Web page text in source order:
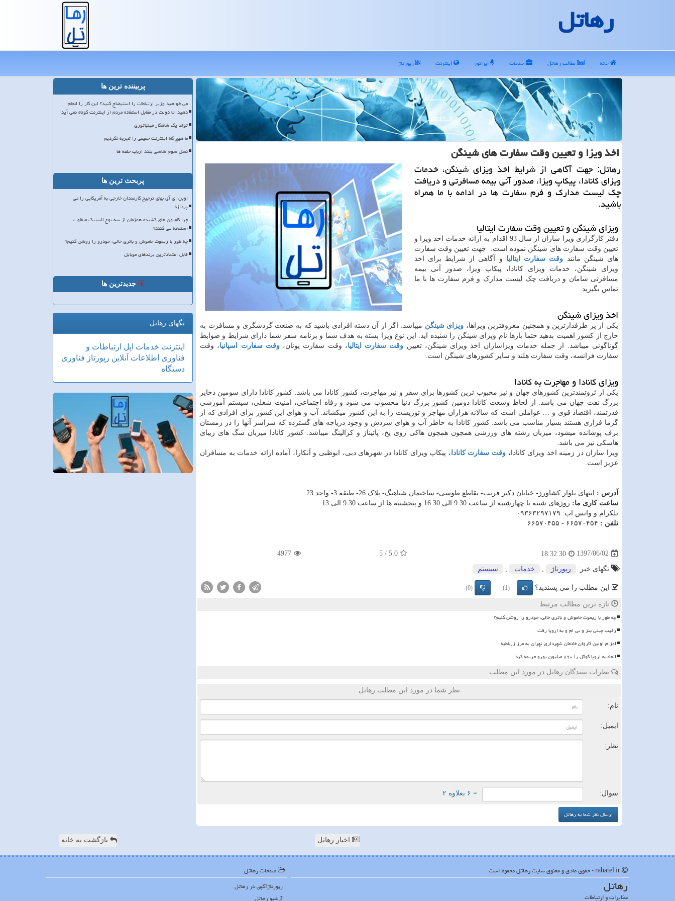
رهاتل
خانه مطالب رهاتل خدمات اپراتور اینترنت رپورتاژ
اخذ ویزا و تعیین وقت سفارت های شینگن
رهاتل: جهت آگاهی از شرایط اخذ ویزای شینگن، خدمات
ویزای كانادا، پیكاپ ویزا، صدور آنی بیمه مسافرتی و دریافت
چك لیست مدارك و فرم سفارت ها در ادامه با ما همراه
باشید.
ویزای شینگن و تعیین وقت سفارت ایتالیا
دفتر کارگزاری ویزا سازان از سال 93 اقدام به ارائه خدمات اخذ ویزا و
تعیین وقت سفارت های شینگن نموده است. جهت تعیین وقت سفارت
های شینگن مانند وقت سفارت ایتالیا و آگاهی از شرایط برای اخذ
ویزای شینگن، خدمات ویزای کانادا، پیکاپ ویزا، صدور آنی بیمه
مسافرتی سامان و دریافت چک لیست مدارک و فرم سفارت ها با ما
تماس بگیرید.
اخذ ویزای شینگن
یکی از پر طرفدارترین و همچنین معروفترین ویزاها، ویزای شینگن میباشد. اگر از آن دسته افرادی باشید که به صنعت گردشگری و مسافرت به
خارج از کشور اهمیت بدهید حتما بارها نام ویزای شینگن را شنیده اید. این نوع ویزا بسته به هدف شما و برنامه سفر شما دارای شرایط و ضوابط
گوناگونی میباشد. از جمله خدمات ویزاسازان اخذ ویزای شینگن، تعیین وقت سفارت ایتالیا، وقت سفارت یونان،وقت سفارت اسپانیا، وقت
سفارت فرانسه، وقت سفارت هلند و سایر کشورهای شینگن است.
ویزای کانادا و مهاجرت به کانادا
یکی از ثروتمندترین کشورهای جهان و نیز محبوب ترین کشورها برای سفر و نیز مهاجرت، کشور کانادا می باشد. کشور کانادا دارای سومین ذخایر
بزرگ نفت جهان می باشد. از لحاظ وسعت کانادا دومین کشور بزرگ دنیا محسوب می شود و رفاه اجتماعی، امنیت شغلی، سیستم آموزشی
قدرتمند، اقتصاد قوی و … عواملی است که سالانه هزاران مهاجر و توریست را به این کشور میکشاند. آب و هوای این کشور برای افرادی که از
گرما فراری هستند بسیار مناسب می باشد. کشور کانادا به خاطر آب و هوای سردش و وجود دریاچه های گسترده که سراسر آنها را در زمستان
برف پوشانده میشود، میزبان رشته های ورزشی همچون همچون هاکی روی یخ، پاتیناژ و کرالینگ میباشد. کشور کانادا میزبان سگ های زیبای
هاسکی نیز می باشد.
ویزا سازان در زمینه اخذ ویزای کانادا، وقت سفارت کانادا ، پیکاپ ویزای کانادا در شهرهای دبی، ابوظبی و آنکارا، آماده ارائه خدمات به مسافران
عزیز است.
آدرس :
انتهای بلوار کشاورز- خیابان دکتر قریب- تقاطع طوسی- ساختمان شباهنگ- پلاک 26- طبقه 3- واحد 23
ساعت کاری ما: روزهای شنبه تا چهارشنبه از ساعت 9:30 الی 16:30 و پنجشنبه ها از ساعت 9:30 الی 13
تلکرام و واتس اپ: ۰۹۳۶۳۲۹۷۱۷۹
تلفن :
1397/06/02
18:32:30
5.0
/
5
4977
تگهای خبر: رپورتاژ خدمات سیستم
این مطلب را می پسندید؟ (1)
(0)
تازه ترین مطالب مرتبط
چه طور با ریموت خاموش و باتری خالی، خودرو را روشن کنیم؟
رقیب چینی بنز و بی ام و به اروپا رفت
اعزام اولین کاروان خادمان شهرداری تهران به مرز زرباطیه
اتحادیه اروپا گوگل را ۸۹۰ میلیون یورو جریمه کرد
نظرات بینندگان رهاتل در مورد این مطلب
نظر شما در مورد این مطلب رهاتل
نام:
ایمیل:
نظر:
سوال: = ۶ بعلاوه ۲
پربیننده ترین ها
می خواهید وزیر ارتباطات را استیضاح کنید؟ این کار را انجام
دهید اما دولت در مقابل استفاده مردم از اینترنت کوتاه نمی آید
تولد یک شاهکار مینیاتوری
ما هیچ گاه اینترنت حقیقی را تجربه نکردیم
نسل سوم شاسی بلند ارباب حلقه ها
پربحث ترین ها
اوپن ای آی بهای ترجیح کارمندان خارجی به آمریکایی را می
پردازد
چرا کامیون های کشنده همزمان از سه نوع لاستیک متفاوت
استفاده می کنند؟
چه طور با ریموت خاموش و باتری خالی، خودرو را روشن کنیم؟
قابل اعتمادترین برندهای موبایل
جدیدترین ها
تگهای رهاتل
اینترنت خدمات اپل ارتباطات و
فناوری اطلاعات آنلاین رپورتاژ فناوری
دستگاه
اخبار رهاتل بازگشت به خانه
رهاتل
مخابرات و ارتباطات
صفحات رهاتل
رپورتاژآگهی در رهاتل
آرشیو رهاتل